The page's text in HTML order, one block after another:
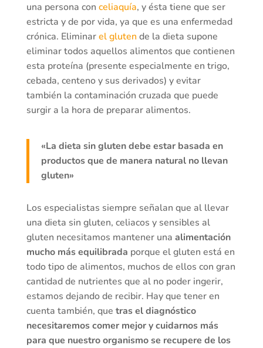
una persona con celiaquía, y ésta tiene que ser
estricta y de por vida, ya que es una enfermedad
crónica. Eliminarel gluten de la dieta supone
eliminar todos aquellos alimentos que contienen
esta proteína (presente especialmente en trigo,
cebada, centeno y sus derivados) y evitar
también la contaminación cruzada que puede
surgir a la hora de preparar alimentos.
«La dieta sin gluten debe estar basada en
productos que de manera natural no llevan
gluten»
Los especialistas siempre señalan que al llevar
una dieta sin gluten, celiacos y sensibles al
gluten necesitamos mantener una alimentación
mucho más equilibrada porque el gluten está en
todo tipo de alimentos, muchos de ellos con gran
cantidad de nutrientes que al no poder ingerir,
estamos dejando de recibir. Hay que tener en
cuenta también, que tras el diagnóstico
necesitaremos comer mejor y cuidarnos más
para que nuestro organismo se recupere de los